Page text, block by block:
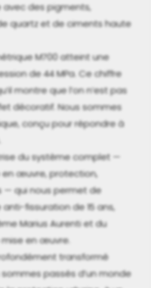
des pigments,
quartz et de ciments haute
M700 atteint une
de 44 MPa. Ce chiffre
montre que l’on n’est pas
décoratif. Nous sommes
conçu pour répondre à
du système complet —
en œuvre, protection,
— qui nous permet de
fissuration de 15 ans,
Marius Aurenti et du
en œuvre.
transformé
passés d’un monde